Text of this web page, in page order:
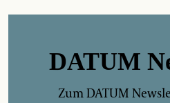
DATUM
Zum DATUM